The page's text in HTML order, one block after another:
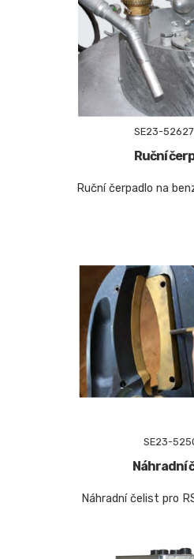
SE23-
Ruční
Ruční čerpadlo na
SE23-
Náhradní
Náhradní čelist pro